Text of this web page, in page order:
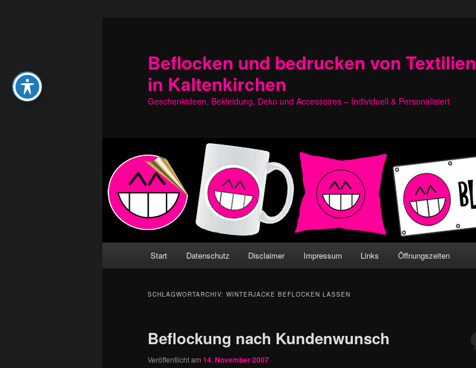
Beflocken und bedrucken von Textilien
in Kaltenkirchen
Geschenkideen, Bekleidung, Deko und Accessoires – Individuell & Personalisiert
Start Datenschutz Disclaimer Impressum Links Öffnungszeiten
SCHLAGWORTARCHIV: WINTERJACKE BEFLOCKEN LASSEN
Beflockung nach Kundenwunsch
Veröffentlicht am 14. November 2007